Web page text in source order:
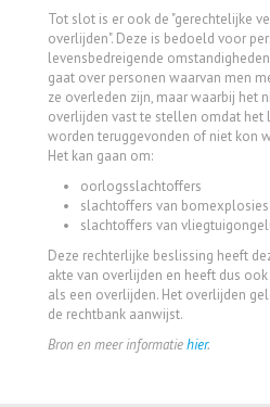
Tot slot is er ook de "gerechtelijke
overlijden". Deze is bedoeld voor
levensbedreigende
gaat over personen waarvan men
ze overleden zijn, maar waarbij het
overlijden vast te stellen omdat het
worden teruggevonden of niet kon
Het kan gaan om:
oorlogsslachtoffers
slachtoffers van bomexplosies
slachtoffers van
Deze rechterlijke beslissing heeft
akte van overlijden en heeft dus
als een overlijden. Het overlijden
de rechtbank aanwijst.
Bron en meer informatiehier.